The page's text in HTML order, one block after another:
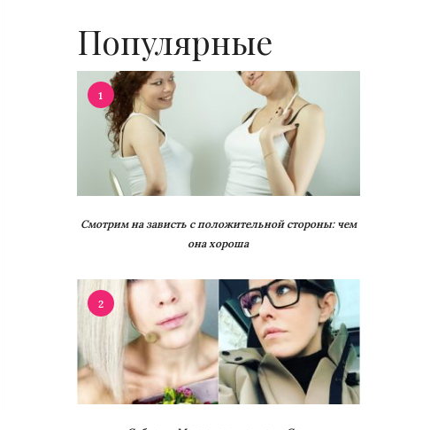
Популярные
1
Смотрим на зависть с положительной стороны: чем
она хороша
2